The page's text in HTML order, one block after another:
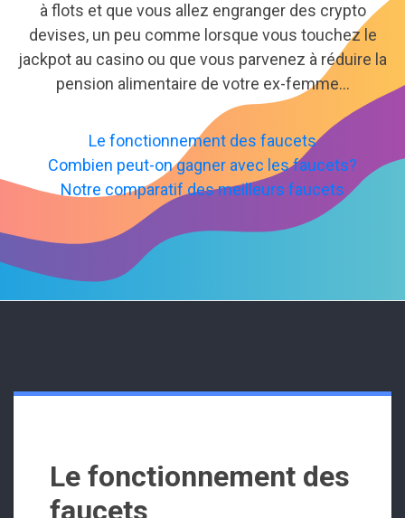
à flots et que vous allez engranger des crypto
devises, un peu comme lorsque vous touchez le
jackpot au casino ou que vous parvenez à réduire la
pension alimentaire de votre ex-femme…
Le fonctionnement des faucets
Combien peut-on gagner avec les faucets?
Notre comparatif des meilleurs faucets
Le fonctionnement des
faucets